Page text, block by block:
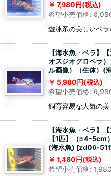
7,980円(税込)
希望小売価格:
遊泳系の美しいベ
【海水魚・ベラ】
オスジオグロベラ
ル画像）（生体）(
5,980円(税込)
希望小売価格:
飼育容易な人気の
【海水魚・ベラ】
【1匹】（±4-5cm
(海水魚) [zd06-
1,480円(税込)
希望小売価格: 1,980